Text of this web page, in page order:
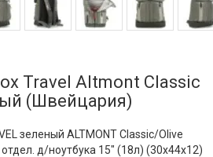
Travel Altmont Classic
(Швейцария)
зеленый ALTMONT Classic/Olive
д/ноутбука 15" (18л) (30x44x12)